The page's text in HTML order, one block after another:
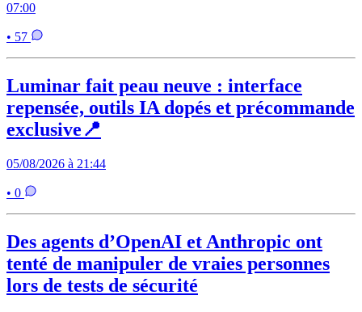
07:00
• 57
Luminar fait peau neuve : interface
repensée, outils IA dopés et précommande
exclusive📍
05/08/2026 à 21:44
• 0
Des agents d’OpenAI et Anthropic ont
tenté de manipuler de vraies personnes
lors de tests de sécurité